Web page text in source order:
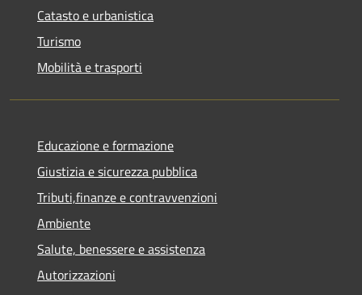
Catasto e urbanistica
Turismo
Mobilità e trasporti
Educazione e formazione
Giustizia e sicurezza pubblica
Tributi,finanze e contravvenzioni
Ambiente
Salute, benessere e assistenza
Autorizzazioni